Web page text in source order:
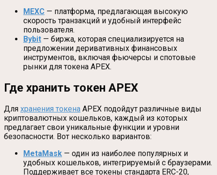
MEXC — платформа, предлагающая высокую
скорость транзакций и удобный интерфейс
пользователя.
Bybit — биржа, которая специализируется на
предложении деривативных финансовых
инструментов, включая фьючерсы и спотовые
рынки для токена APEX.
Где хранить токен APEX
Для хранения токена APEX подойдут различные виды
криптовалютных кошельков, каждый из которых
предлагает свои уникальные функции и уровни
безопасности. Вот несколько вариантов:
MetaMask — один из наиболее популярных и
удобных кошельков, интегрируемый с браузерами.
Поддерживает все токены стандарта ERC-20,